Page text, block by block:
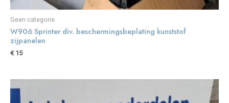
Geen categorie
W906 Sprinter div. beschermingsbeplating kunststof
zijpanelen
€15